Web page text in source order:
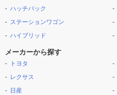
ハッチバック
ステーションワゴン
ハイブリッド
メーカーから探す
トヨタ
レクサス
日産